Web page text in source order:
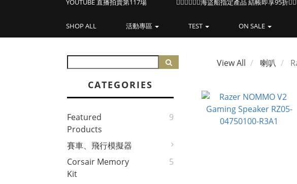
YOUTUBE 直播拍賣第117場 🏴‍☠️🏴‍☠️🏴‍☠️海盜船指定產品 結帳即享95折
SHOP ALL 活動專區 TEST ON SALE
CATEGORIES
Featured
Products
9
賽車、飛行模擬器
Corsair Memory
Kit
5
View All 喇叭